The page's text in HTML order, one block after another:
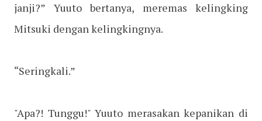
janji?” Yuuto bertanya, meremas kelingking
Mitsuki dengan kelingkingnya.
“Seringkali.”
"Apa?! Tunggu!" Yuuto merasakan kepanikan di